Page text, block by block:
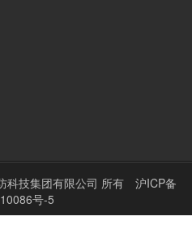
科技集团有限公司 所有
沪ICP备
号-5